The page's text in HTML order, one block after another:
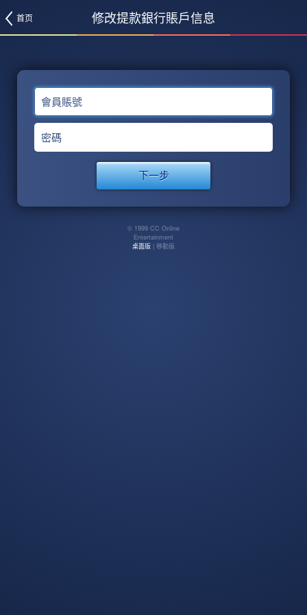
首页 修改提款銀行賬戶信息
會員賬號
密碼
© 1999 CC Online
Entertainment
桌面版 | 移動版